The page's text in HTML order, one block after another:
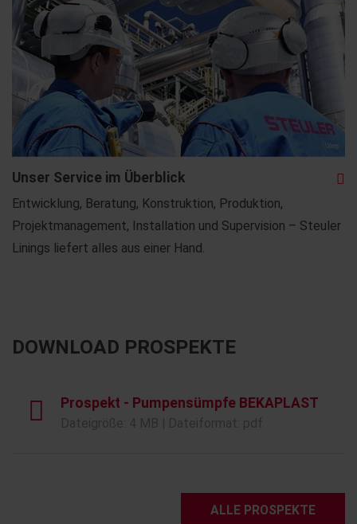
Unser Service im Überblick
Entwicklung, Beratung, Konstruktion, Produktion,
Projektmanagement, Installation und Supervision – Steuler
Linings liefert alles aus einer Hand.
DOWNLOAD PROSPEKTE
Prospekt - Pumpensümpfe BEKAPLAST
ALLE PROSPEKTE